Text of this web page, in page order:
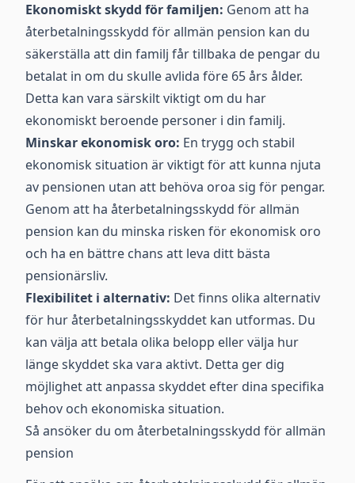
Ekonomiskt skydd för familjen: Genom att ha
återbetalningsskydd för allmän pension kan du
säkerställa att din familj får tillbaka de pengar du
betalat in om du skulle avlida före 65 års ålder.
Detta kan vara särskilt viktigt om du har
ekonomiskt beroende personer i din familj.
Minskar ekonomisk oro: En trygg och stabil
ekonomisk situation är viktigt för att kunna njuta
av pensionen utan att behöva oroa sig för pengar.
Genom att ha återbetalningsskydd för allmän
pension kan du minska risken för ekonomisk oro
och ha en bättre chans att leva ditt bästa
pensionärsliv.
Flexibilitet i alternativ: Det finns olika alternativ
för hur återbetalningsskyddet kan utformas. Du
kan välja att betala olika belopp eller välja hur
länge skyddet ska vara aktivt. Detta ger dig
möjlighet att anpassa skyddet efter dina specifika
behov och ekonomiska situation.
Så ansöker du om återbetalningsskydd för allmän
pension